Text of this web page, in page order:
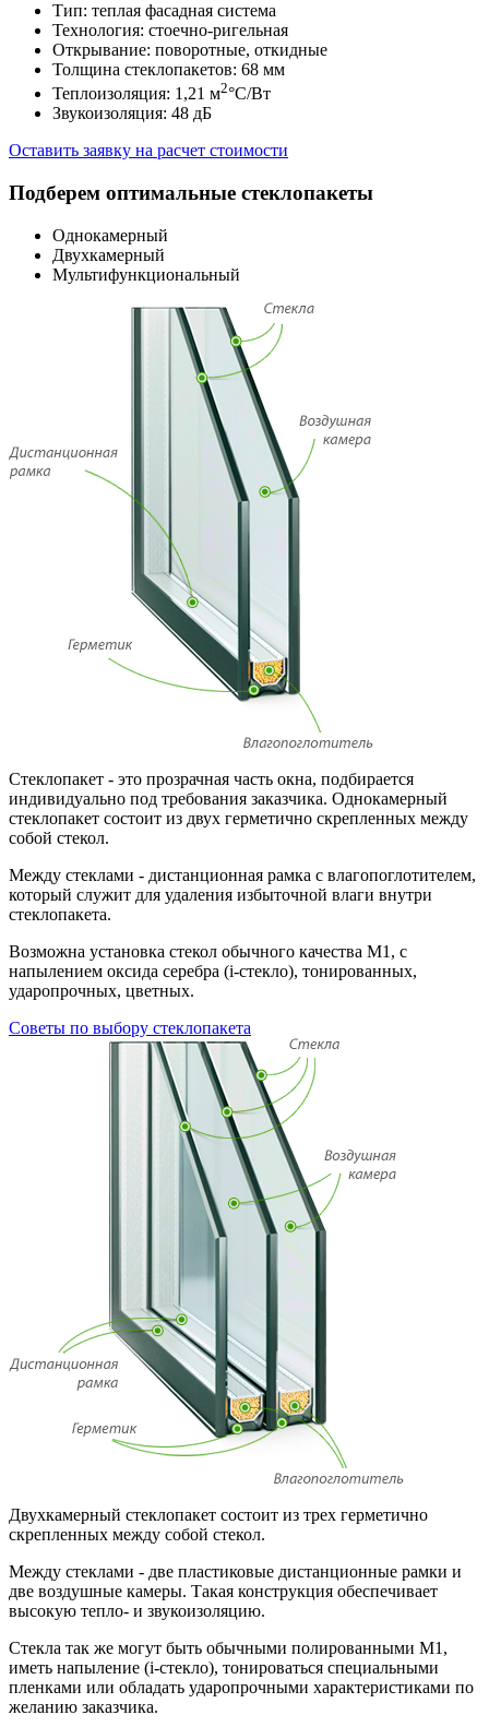
Тип: теплая фасадная система
Технология: стоечно-ригельная
Открывание: поворотные, откидные
Толщина стеклопакетов: 68 мм
Теплоизоляция: 1,21 м2°С/Вт
Звукоизоляция: 48 дБ
Оставить заявку на расчет стоимости
Подберем оптимальные стеклопакеты
Однокамерный
Двухкамерный
Мультифункциональный
Стеклопакет - это прозрачная часть окна, подбирается
индивидуально под требования заказчика. Однокамерный
стеклопакет состоит из двух герметично скрепленных между
собой стекол.
Между стеклами - дистанционная рамка с влагопоглотителем,
который служит для удаления избыточной влаги внутри
стеклопакета.
Возможна установка стекол обычного качества М1, с
напылением оксида серебра (i-стекло), тонированных,
ударопрочных, цветных.
Советы по выбору стеклопакета
Двухкамерный стеклопакет состоит из трех герметично
скрепленных между собой стекол.
Между стеклами - две пластиковые дистанционные рамки и
две воздушные камеры. Такая конструкция обеспечивает
высокую тепло- и звукоизоляцию.
Стекла так же могут быть обычными полированными М1,
иметь напыление (i-стекло), тонироваться специальными
пленками или обладать ударопрочными характеристиками по
желанию заказчика.